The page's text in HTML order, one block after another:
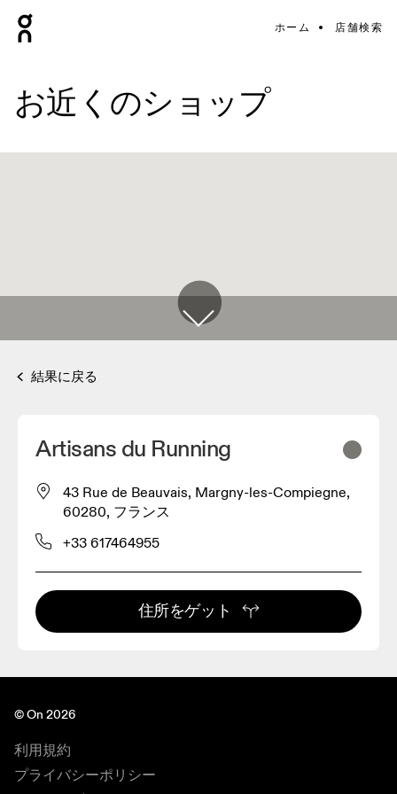
ホーム 店舗検索
お近くのショップ
結果に戻る
Artisans du Running
43 Rue de Beauvais, Margny-les-Compiegne,
60280, フランス
+33 617464955
住所をゲット
© On 2026
利用規約
プライバシーポリシー